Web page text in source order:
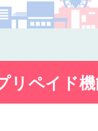
リペイド